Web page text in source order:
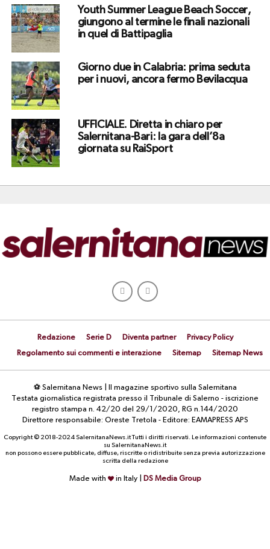
Youth Summer League Beach Soccer,
giungono al termine le finali nazionali
in quel di Battipaglia
Giorno due in Calabria: prima seduta
per i nuovi, ancora fermo Bevilacqua
UFFICIALE. Diretta in chiaro per
Salernitana-Bari: la gara dell’8a
giornata su RaiSport
Redazione Serie D Diventa partner
Privacy Policy
Regolamento sui commenti e interazione
Sitemap Sitemap News
⚽ Salernitana News | Il magazine sportivo sulla Salernitana
Testata giornalistica registrata presso il Tribunale di Salerno - iscrizione
registro stampa n. 42/20 del 29/1/2020, RG n.144/2020
Direttore responsabile: Oreste Tretola - Editore: EAMAPRESS APS
Copyright © 2018-2024 SalernitanaNews.it Tutti i diritti riservati. Le informazioni contenute
su SalernitanaNews.it
non possono essere pubblicate, diffuse, riscritte o ridistribuite senza previa autorizzazione
scritta della redazione
Made with in Italy | DS Media Group